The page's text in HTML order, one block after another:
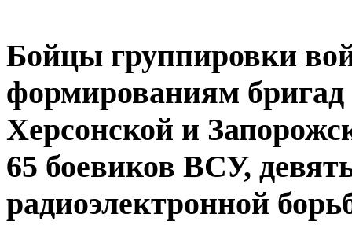
Бойцы группировки
формированиям
Херсонской и
65 боевиков ВСУ,
радиоэлектронной